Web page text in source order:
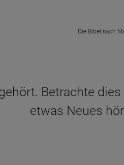
Die Bibel nach
Betrachte
etwas Neues